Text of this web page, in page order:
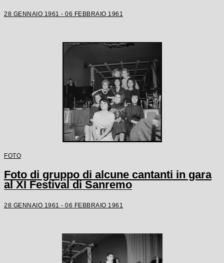
28 GENNAIO 1961 - 06 FEBBRAIO 1961
FOTO
Foto di gruppo di alcune cantanti in gara
al XI Festival di Sanremo
28 GENNAIO 1961 - 06 FEBBRAIO 1961